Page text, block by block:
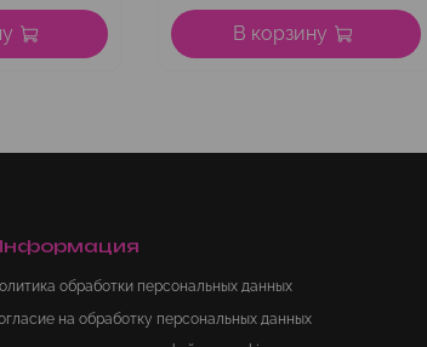
В корзину
обработки персональных данных
на обработку персональных данных